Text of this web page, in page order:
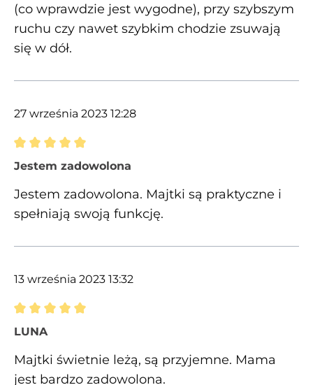
(co wprawdzie jest wygodne), przy szybszym
ruchu czy nawet szybkim chodzie zsuwają
się w dół.
27 września 2023 12:28
Recenzja z oceną 5 spośród 5 gwiazdek
Jestem zadowolona
Jestem zadowolona. Majtki są praktyczne i
spełniają swoją funkcję.
13 września 2023 13:32
Recenzja z oceną 5 spośród 5 gwiazdek
LUNA
Majtki świetnie leżą, są przyjemne. Mama
jest bardzo zadowolona.